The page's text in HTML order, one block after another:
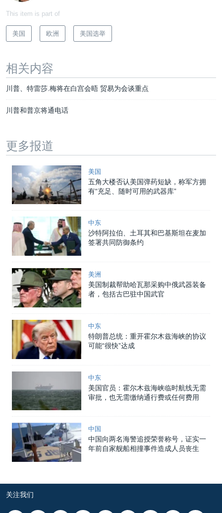
This item is part of
美国 欧洲 美国选举
相关内容
川普、特雷莎.梅将在白宫会晤 贸易为会谈重点
川普和普京将通电话
更多报道
美国
五角大楼否认美国弹药短缺，称军方拥
有“充足、随时可用的武器库”
中东
沙特阿拉伯、土耳其和巴基斯坦在麦加
签署共同防御条约
美洲
美国制裁帮助哈瓦那采购中俄武器装备
者，包括古巴驻中国武官
中东
特朗普总统：重开霍尔木兹海峡的协议
可能“很快”达成
中东
美国官员：霍尔木兹海峡临时航线无需
审批，也无需缴纳通行费或任何费用
中国
中国向两名海警追授荣誉称号，证实一
年前自家舰船相撞事件造成人员丧生
关注我们